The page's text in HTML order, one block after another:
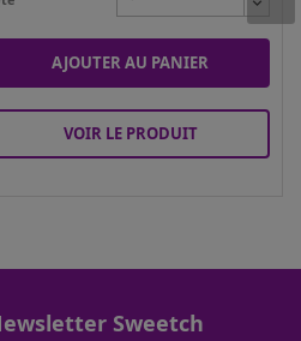
AJOUTER AU PANIER
VOIR LE PRODUIT
Sweetch